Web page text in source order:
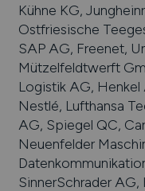
Kühne KG,
Ostfriesische
SAP AG, Freenet,
Mützelfeldtwerft
Logistik AG,
Nestlé, Lufthansa
AG, Spiegel QC,
Neuenfelder
SinnerSchrader